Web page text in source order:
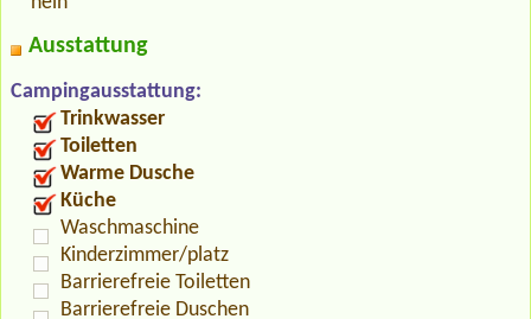
Ausstattung
Campingausstattung:
Trinkwasser
Toiletten
Warme Dusche
Küche
Waschmaschine
Kinderzimmer/platz
Barrierefreie Toiletten
Barrierefreie Duschen